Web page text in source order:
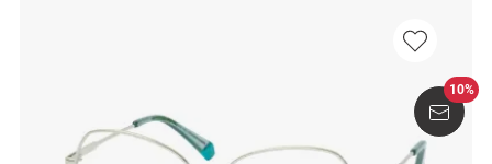
10%